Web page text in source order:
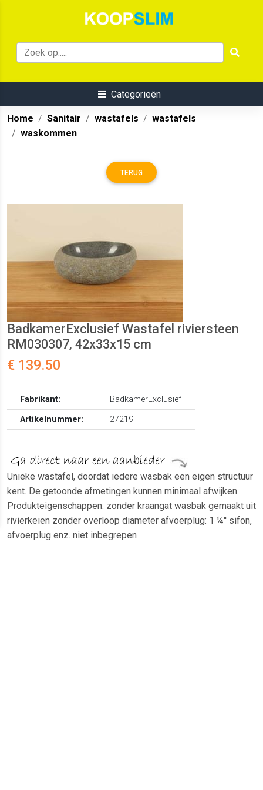
Categorieën
Home Sanitair wastafels
wastafels
waskommen
TERUG
BadkamerExclusief Wastafel riviersteen
RM030307, 42x33x15 cm
€ 139.50
Fabrikant:
BadkamerExclusief
Artikelnummer:
27219
Unieke wastafel, doordat iedere wasbak een eigen structuur
kent. De getoonde afmetingen kunnen minimaal afwijken.
Produkteigenschappen: zonder kraangat wasbak gemaakt uit
rivierkeien zonder overloop diameter afvoerplug: 1 ¼'' sifon,
afvoerplug enz. niet inbegrepen